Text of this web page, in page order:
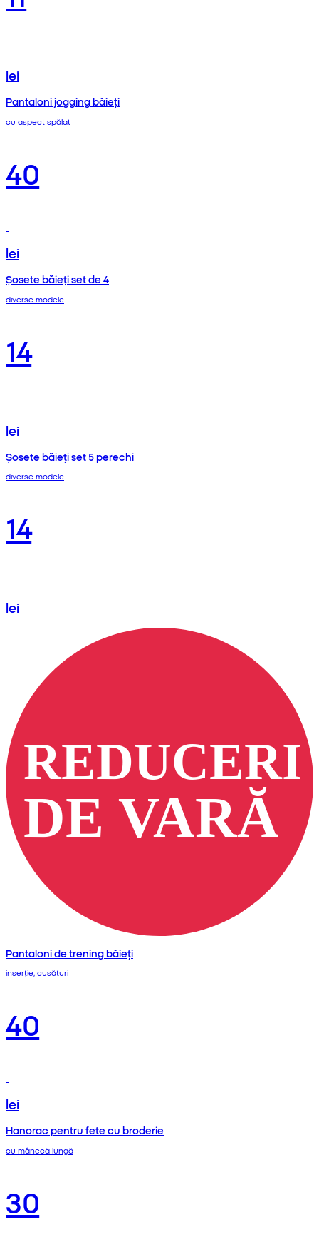
lei
Pantaloni jogging băieți
cu aspect spălat
40
lei
Șosete băieți set de 4
diverse modele
14
lei
Șosete băieți set 5 perechi
diverse modele
14
lei
Pantaloni de trening băieți
inserție, cusături
40
lei
Hanorac pentru fete cu broderie
cu mânecă lungă
30